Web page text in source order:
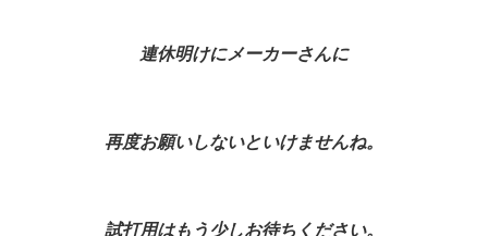
連休明けにメーカーさんに
再度お願いしないといけませんね。
試打用はもう少しお待ちください。